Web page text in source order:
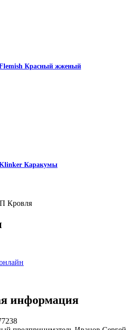
Красный жженый
Klinker Каракумы
информация